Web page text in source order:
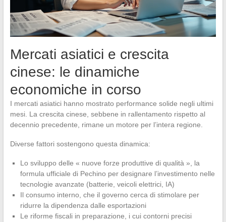
Mercati asiatici e crescita
cinese: le dinamiche
economiche in corso
I mercati asiatici hanno mostrato performance solide negli ultimi
mesi. La crescita cinese, sebbene in rallentamento rispetto al
decennio precedente, rimane un motore per l’intera regione.
Diverse fattori sostengono questa dinamica:
Lo sviluppo delle « nuove forze produttive di qualità », la
formula ufficiale di Pechino per designare l’investimento nelle
tecnologie avanzate (batterie, veicoli elettrici, IA)
Il consumo interno, che il governo cerca di stimolare per
ridurre la dipendenza dalle esportazioni
Le riforme fiscali in preparazione, i cui contorni precisi